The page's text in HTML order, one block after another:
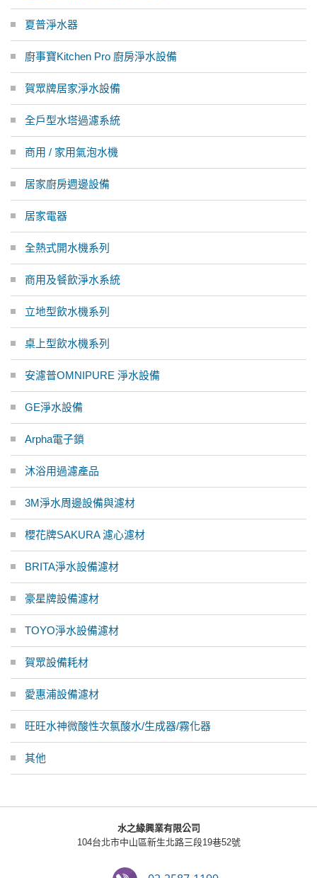
夏普淨水器
廚事寶Kitchen Pro 廚房淨水設備
賀眾牌居家淨水設備
全戶型水塔過濾系統
商用 / 家用氣泡水機
居家廚房週邊設備
居家電器
全熱式開水機系列
商用及餐飲淨水系統
立地型飲水機系列
桌上型飲水機系列
安濾普OMNIPURE 淨水設備
GE淨水設備
Arpha電子鎖
沐浴用過濾產品
3M淨水周邊設備與濾材
櫻花牌SAKURA 濾心濾材
BRITA淨水設備濾材
豪星牌設備濾材
TOYO淨水設備濾材
賀眾設備耗材
愛惠浦設備濾材
旺旺水神微酸性次氯酸水/生成器/霧化器
其他
水之緣興業有限公司
104台北市中山區新生北路三段19巷52號